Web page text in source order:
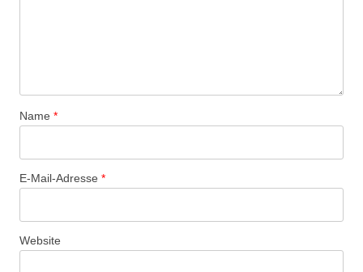
Name *
E-Mail-Adresse *
Website